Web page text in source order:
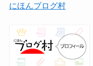
にほんブログ村